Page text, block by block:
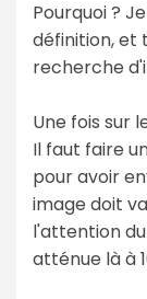
Pourquoi ?
définition, et
recherche
Une fois sur
Il faut faire
pour avoir
image doit
l'attention
atténue là à